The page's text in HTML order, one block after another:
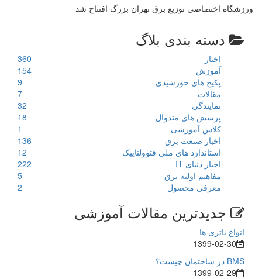
ورزشگاه اختصاصی توزیع برق تهران بزرگ افتتاح شد
دسته بندی بلاگ
اخبار
360
آموزش
154
پکیج های خورشیدی
9
مقالات
7
نمایندگی
32
پرسش های متدوال
18
کلاس آموزشی
1
اخبار صنعت برق
136
استاندارد های ملی فتوولتاییک
12
اخبار دنیای IT
222
مفاهیم اولیه برق
5
معرفی محصول
2
جدیدترین مقالات آموزشی
انواع باتری ها
1399-02-30
BMS در ساختمان چیست؟
1399-02-29